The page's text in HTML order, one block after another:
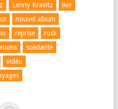
Lenny Kravitz
live
nouvel album
reprise
rock
solidarité
vidéo